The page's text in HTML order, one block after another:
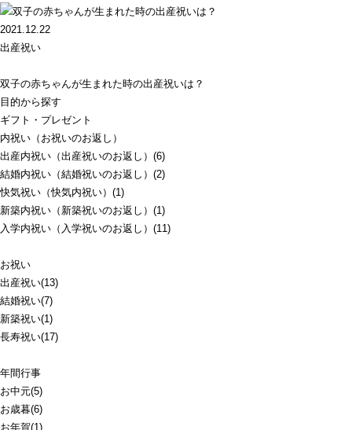
2021.12.22
出産祝い
双子の赤ちゃんが生まれた時の出産祝いは？
目的から探す
ギフト・プレゼント
内祝い（お祝いのお返し）
出産内祝い（出産祝いのお返し）(6)
結婚内祝い（結婚祝いのお返し）(2)
快気祝い（快気内祝い）(1)
新築内祝い（新築祝いのお返し）(1)
入学内祝い（入学祝いのお返し）(11)
お祝い
出産祝い(13)
結婚祝い(7)
新築祝い(1)
長寿祝い(17)
年間行事
お中元(5)
お歳暮(6)
お年賀(1)